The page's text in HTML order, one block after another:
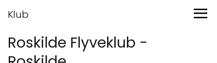
Klub
Roskilde Flyveklub -